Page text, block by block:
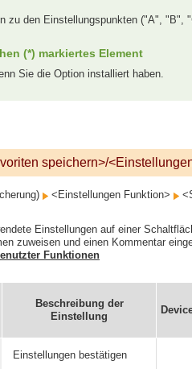
zu den Einstellungspunkten ("A",
(*) markiertes Element
Sie die Option installiert haben.
speichern>/
<Einstellungen Funktion>
Einstellungen auf einer
zuweisen und einen Kommentar
Funktionen
Beschreibung der
Einstellung
Einstellungen bestätigen